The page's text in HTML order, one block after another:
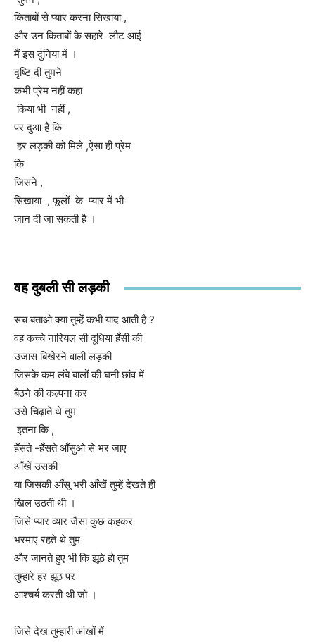
किताबों से प्यार करना सिखाया ,
और उन किताबों के सहारे लौट आई
मैं इस दुनिया में ।
दृष्टि दी तुमने
कभी प्रेम नहीं कहा
किया भी नहीं ,
पर दुआ है कि
हर लड़की को मिले ,ऐसा ही प्रेम
कि
जिसने ,
सिखाया , फूलों के प्यार में भी
जान दी जा सकती है ।
वह दुबली सी लड़की
सच बताओ क्या तुम्हें कभी याद आती है ?
वह कच्चे नारियल सी दूधिया हँसी की
उजास बिखेरने वाली लड़की
जिसके कम लंबे बालों की घनी छांव में
बैठने की कल्पना कर
उसे चिढ़ाते थे तुम
इतना कि ,
हँसते -हँसते आँसुओ से भर जाए
आँखें उसकी
या जिसकी आँसू भरी आँखें तुम्हें देखते ही
खिल उठती थी ।
जिसे प्यार व्यार जैसा कुछ कहकर
भरमाए रहते थे तुम
और जानते हुए भी कि झूठे हो तुम
तुम्हारे हर झूठ पर
आश्चर्य करती थी जो ।
जिसे देख तुम्हारी आंखों में